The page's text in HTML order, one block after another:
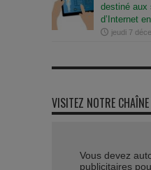
destiné aux
d’Internet
jeudi 7
VISITEZ NOTRE
Vous devez
publicitaires